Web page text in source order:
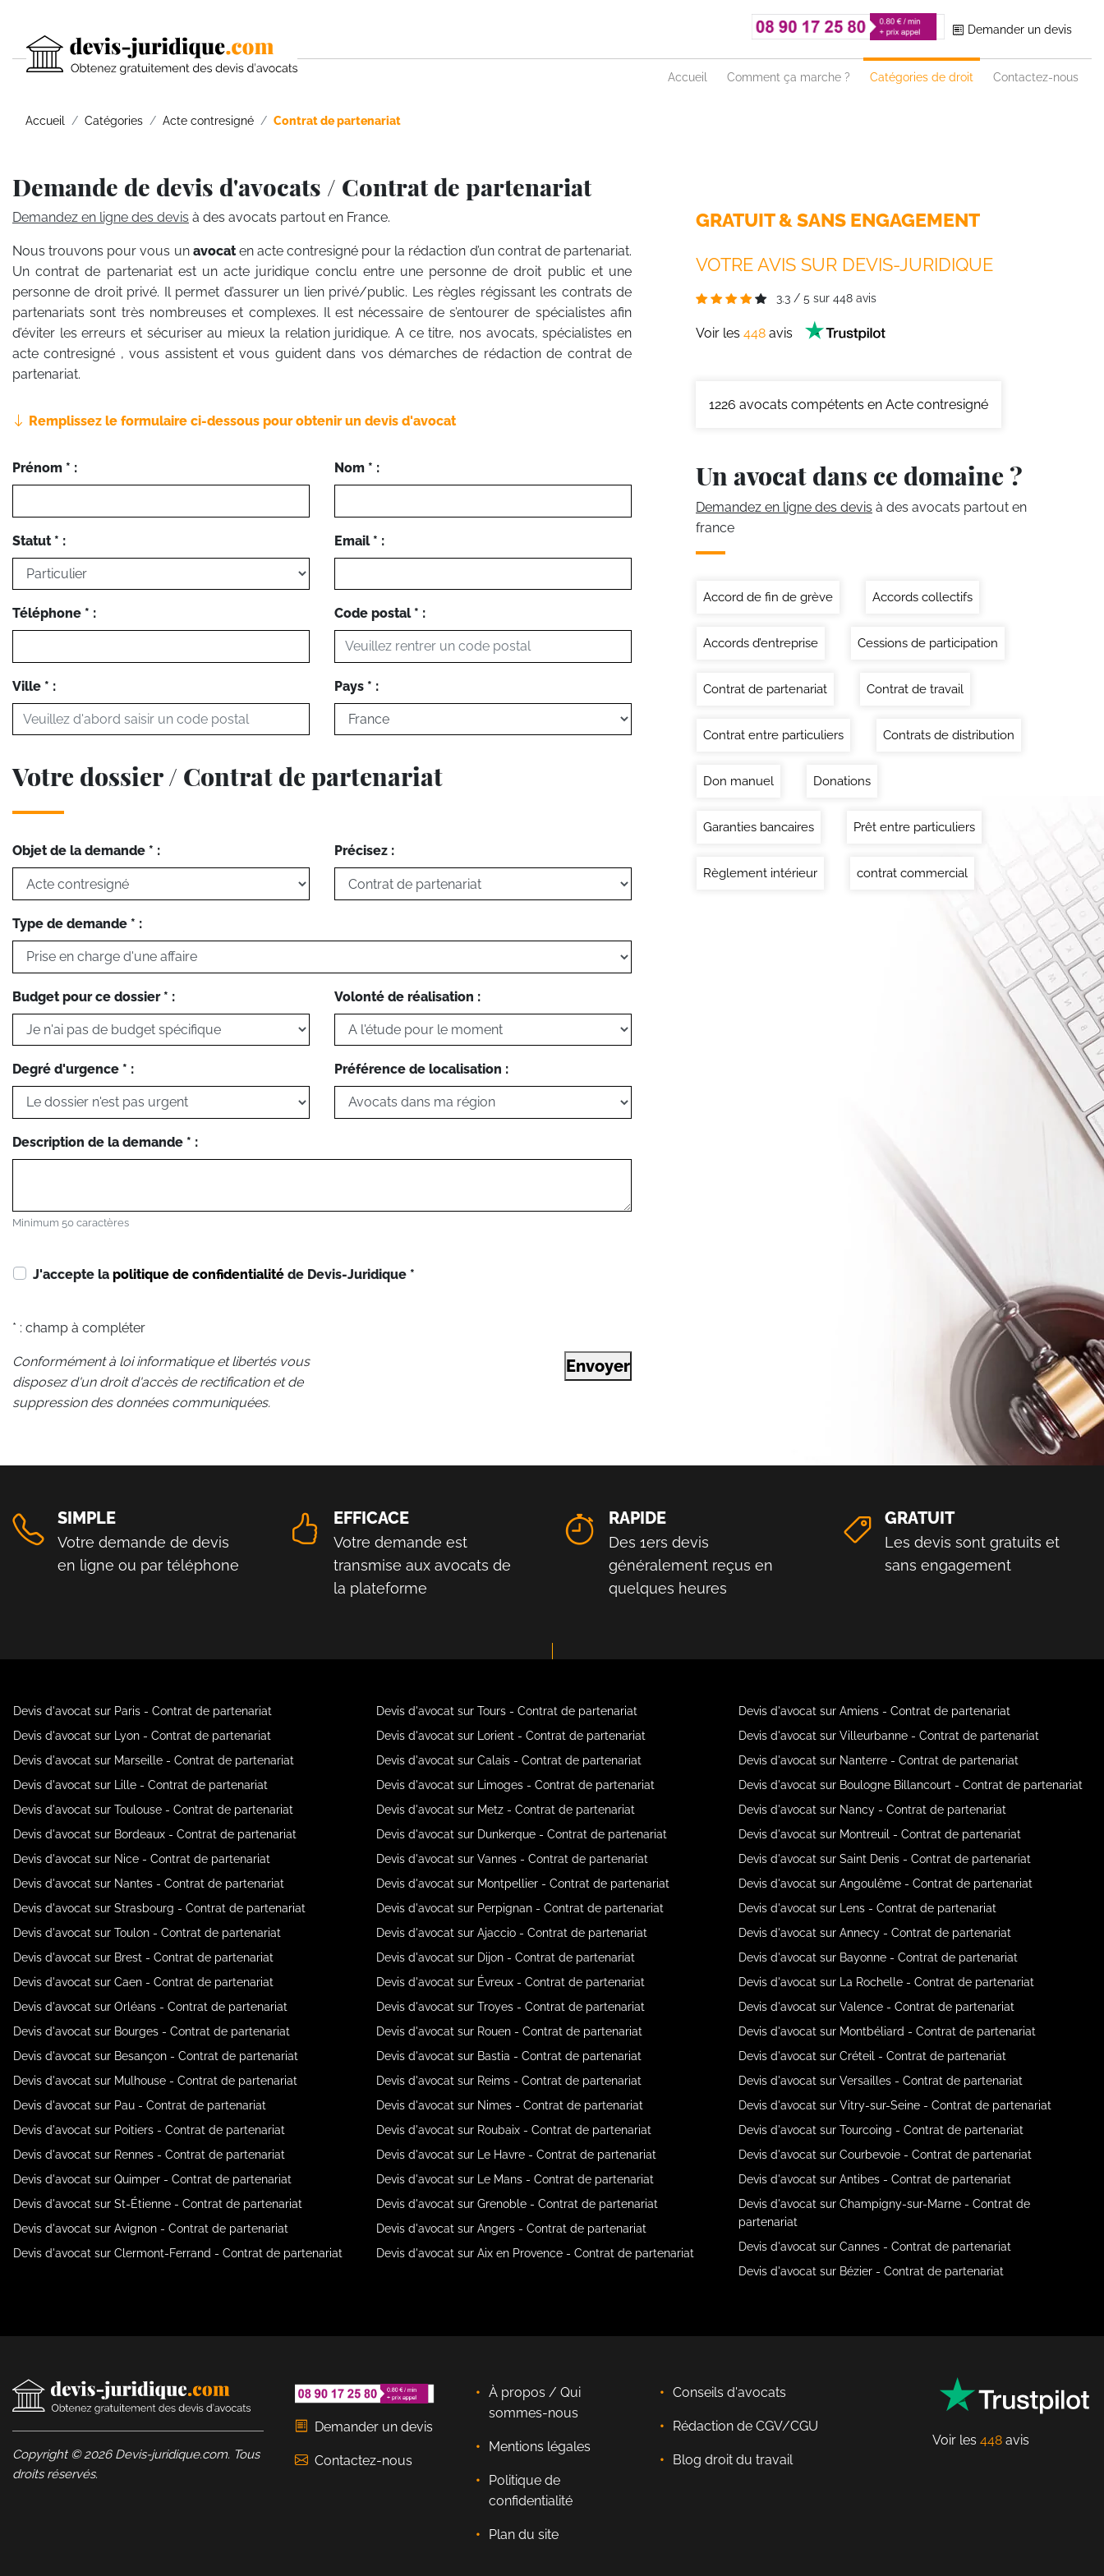
Demander un devis
Accueil Comment ça marche ? Catégories de droit Contactez-nous
Accueil Catégories Acte contresigné Contrat de partenariat
Demande de devis d'avocats / Contrat de partenariat
Demandez en ligne des devis à des avocats partout en France.
Nous trouvons pour vous un avocaten acte contresigné pour la rédaction d’un contrat de partenariat.
Un contrat de partenariat est un acte juridique conclu entre une personne de droit public et une
personne de droit privé. Il permet d’assurer un lien privé/public. Les règles régissant les contrats de
partenariats sont très nombreuses et complexes. Il est nécessaire de s’entourer de spécialistes afin
d’éviter les erreurs et sécuriser au mieux la relation juridique. A ce titre, nos avocats, spécialistes en
acte contresigné , vous assistent et vous guident dans vos démarches de rédaction de contrat de
partenariat.
Remplissez le formulaire ci-dessous pour obtenir un devis d'avocat
Prénom * : Nom * :
Statut * : Email * :
Téléphone * : Code postal * :
Ville * : Pays * :
Votre dossier / Contrat de partenariat
Objet de la demande * : Précisez :
Type de demande * :
Budget pour ce dossier * : Volonté de réalisation :
Degré d'urgence * : Préférence de localisation :
Description de la demande * :
Minimum 50 caractères
J'accepte la politique de confidentialité de Devis-Juridique *
* : champ à compléter
Conformément à loi informatique et libertés vous
disposez d'un droit d'accès de rectification et de
suppression des données communiquées.
Envoyer
GRATUIT & SANS ENGAGEMENT
VOTRE AVIS SUR DEVIS-JURIDIQUE
3.3 / 5 sur 448 avis
Voir les 448 avis
1226 avocats compétents en Acte contresigné
Un avocat dans ce domaine ?
Demandez en ligne des devis à des avocats partout en
france
Accord de fin de grève Accords collectifs
Accords d’entreprise Cessions de participation
Contrat de partenariat Contrat de travail
Contrat entre particuliers Contrats de distribution
Don manuel Donations
Garanties bancaires Prêt entre particuliers
Règlement intérieur contrat commercial
SIMPLE
Votre demande de devis
en ligne ou par téléphone
EFFICACE
Votre demande est
transmise aux avocats de
la plateforme
RAPIDE
Des 1ers devis
généralement reçus en
quelques heures
GRATUIT
Les devis sont gratuits et
sans engagement
Devis d'avocat sur Paris - Contrat de partenariat
Devis d'avocat sur Lyon - Contrat de partenariat
Devis d'avocat sur Marseille - Contrat de partenariat
Devis d'avocat sur Lille - Contrat de partenariat
Devis d'avocat sur Toulouse - Contrat de partenariat
Devis d'avocat sur Bordeaux - Contrat de partenariat
Devis d'avocat sur Nice - Contrat de partenariat
Devis d'avocat sur Nantes - Contrat de partenariat
Devis d'avocat sur Strasbourg - Contrat de partenariat
Devis d'avocat sur Toulon - Contrat de partenariat
Devis d'avocat sur Brest - Contrat de partenariat
Devis d'avocat sur Caen - Contrat de partenariat
Devis d'avocat sur Orléans - Contrat de partenariat
Devis d'avocat sur Bourges - Contrat de partenariat
Devis d'avocat sur Besançon - Contrat de partenariat
Devis d'avocat sur Mulhouse - Contrat de partenariat
Devis d'avocat sur Pau - Contrat de partenariat
Devis d'avocat sur Poitiers - Contrat de partenariat
Devis d'avocat sur Rennes - Contrat de partenariat
Devis d'avocat sur Quimper - Contrat de partenariat
Devis d'avocat sur St-Étienne - Contrat de partenariat
Devis d'avocat sur Avignon - Contrat de partenariat
Devis d'avocat sur Clermont-Ferrand - Contrat de partenariat
Devis d'avocat sur Tours - Contrat de partenariat
Devis d'avocat sur Lorient - Contrat de partenariat
Devis d'avocat sur Calais - Contrat de partenariat
Devis d'avocat sur Limoges - Contrat de partenariat
Devis d'avocat sur Metz - Contrat de partenariat
Devis d'avocat sur Dunkerque - Contrat de partenariat
Devis d'avocat sur Vannes - Contrat de partenariat
Devis d'avocat sur Montpellier - Contrat de partenariat
Devis d'avocat sur Perpignan - Contrat de partenariat
Devis d'avocat sur Ajaccio - Contrat de partenariat
Devis d'avocat sur Dijon - Contrat de partenariat
Devis d'avocat sur Évreux - Contrat de partenariat
Devis d'avocat sur Troyes - Contrat de partenariat
Devis d'avocat sur Rouen - Contrat de partenariat
Devis d'avocat sur Bastia - Contrat de partenariat
Devis d'avocat sur Reims - Contrat de partenariat
Devis d'avocat sur Nimes - Contrat de partenariat
Devis d'avocat sur Roubaix - Contrat de partenariat
Devis d'avocat sur Le Havre - Contrat de partenariat
Devis d'avocat sur Le Mans - Contrat de partenariat
Devis d'avocat sur Grenoble - Contrat de partenariat
Devis d'avocat sur Angers - Contrat de partenariat
Devis d'avocat sur Aix en Provence - Contrat de partenariat
Devis d'avocat sur Amiens - Contrat de partenariat
Devis d'avocat sur Villeurbanne - Contrat de partenariat
Devis d'avocat sur Nanterre - Contrat de partenariat
Devis d'avocat sur Boulogne Billancourt - Contrat de partenariat
Devis d'avocat sur Nancy - Contrat de partenariat
Devis d'avocat sur Montreuil - Contrat de partenariat
Devis d'avocat sur Saint Denis - Contrat de partenariat
Devis d'avocat sur Angoulême - Contrat de partenariat
Devis d'avocat sur Lens - Contrat de partenariat
Devis d'avocat sur Annecy - Contrat de partenariat
Devis d'avocat sur Bayonne - Contrat de partenariat
Devis d'avocat sur La Rochelle - Contrat de partenariat
Devis d'avocat sur Valence - Contrat de partenariat
Devis d'avocat sur Montbéliard - Contrat de partenariat
Devis d'avocat sur Créteil - Contrat de partenariat
Devis d'avocat sur Versailles - Contrat de partenariat
Devis d'avocat sur Vitry-sur-Seine - Contrat de partenariat
Devis d'avocat sur Tourcoing - Contrat de partenariat
Devis d'avocat sur Courbevoie - Contrat de partenariat
Devis d'avocat sur Antibes - Contrat de partenariat
Devis d'avocat sur Champigny-sur-Marne - Contrat de
partenariat
Devis d'avocat sur Cannes - Contrat de partenariat
Devis d'avocat sur Bézier - Contrat de partenariat
Copyright © 2026 Devis-juridique.com. Tous
droits réservés.
Demander un devis
Contactez-nous
À propos / Qui
sommes-nous
Mentions légales
Politique de
confidentialité
Plan du site
Conseils d'avocats
Rédaction de CGV/CGU
Blog droit du travail
Voir les 448 avis